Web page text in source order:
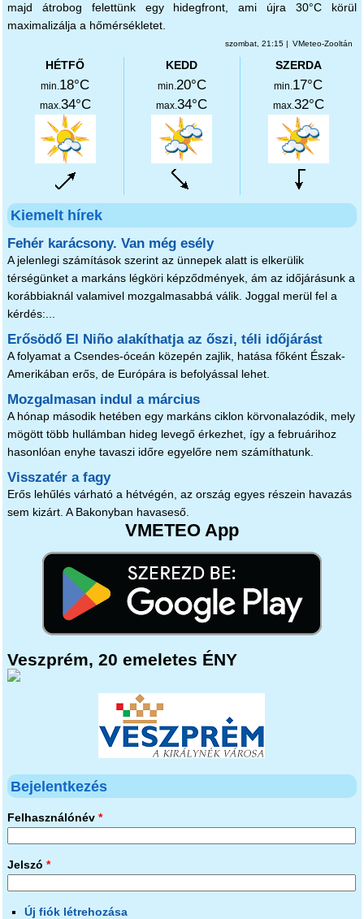
majd átrobog felettünk egy hidegfront, ami újra 30°C körül
maximalizálja a hőmérsékletet.
VMeteo-Zooltán
szombat, 21:15 |
HÉTFŐ
min. 18°C
max. 34°C
KEDD
min. 20°C
max.34°C
SZERDA
min. 17°C
max. 32°C
Kiemelt hírek
Fehér karácsony. Van még esély
A jelenlegi számítások szerint az ünnepek alatt is elkerülik
térségünket a markáns légköri képződmények, ám az időjárásunk a
korábbiaknál valamivel mozgalmasabbá válik. Joggal merül fel a
kérdés:...
Erősödő El Niño alakíthatja az őszi, téli időjárást
A folyamat a Csendes-óceán közepén zajlik, hatása főként Észak-
Amerikában erős, de Európára is befolyással lehet.
Mozgalmasan indul a március
A hónap második hetében egy markáns ciklon körvonalazódik, mely
mögött több hullámban hideg levegő érkezhet, így a februárihoz
hasonlóan enyhe tavaszi időre egyelőre nem számíthatunk.
Visszatér a fagy
Erős lehűlés várható a hétvégén, az ország egyes részein havazás
sem kizárt. A Bakonyban havaseső.
VMETEO App
Veszprém, 20 emeletes ÉNY
Bejelentkezés
Felhasználónév *
Jelszó *
Új fiók létrehozása